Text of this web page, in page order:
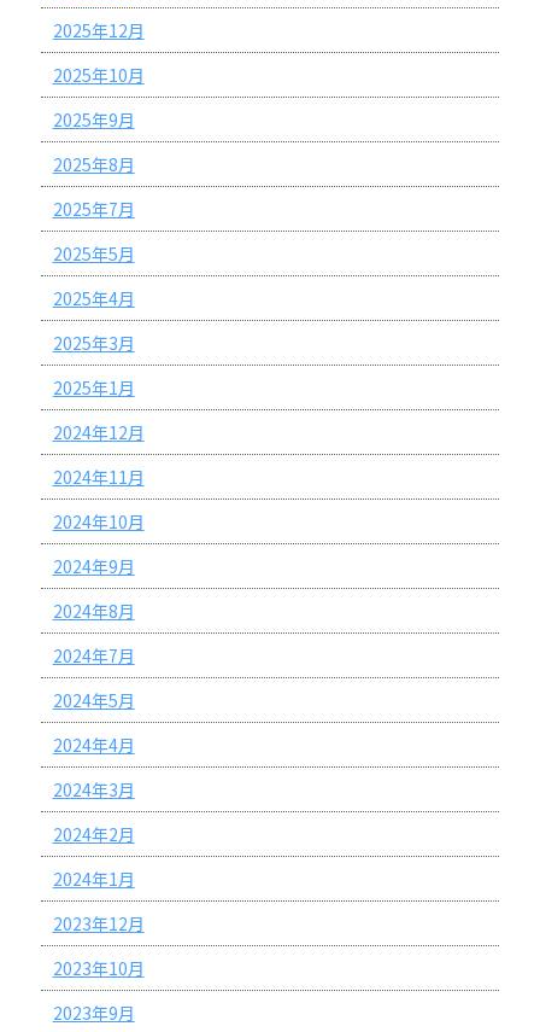
2025年12月
2025年10月
2025年9月
2025年8月
2025年7月
2025年5月
2025年4月
2025年3月
2025年1月
2024年12月
2024年11月
2024年10月
2024年9月
2024年8月
2024年7月
2024年5月
2024年4月
2024年3月
2024年2月
2024年1月
2023年12月
2023年10月
2023年9月